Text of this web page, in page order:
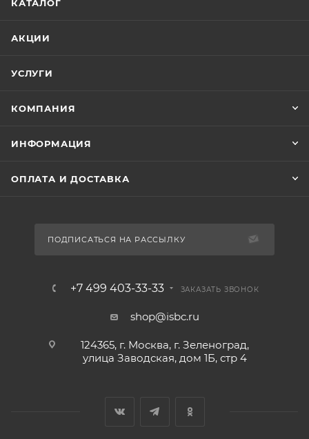
КАТАЛОГ
АКЦИИ
УСЛУГИ
КОМПАНИЯ
ИНФОРМАЦИЯ
ОПЛАТА И ДОСТАВКА
ПОДПИСАТЬСЯ НА РАССЫЛКУ
+7 499 403-33-33 ЗАКАЗАТЬ ЗВОНОК
shop@isbc.ru
124365, г. Москва, г. Зеленоград,
улица Заводская, дом 1Б, стр 4